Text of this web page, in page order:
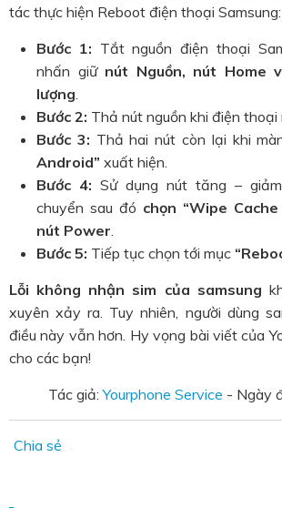
tác thực hiện Reboot điện thoại Samsung:
Bước 1: Tắt nguồn điện thoại
nhấn giữ nút Nguồn, nút Home
lượng
Bước 2: Thả nút nguồn khi điện thoại
Bước 3: Thả hai nút còn lại khi
Android” xuất hiện.
Bước 4: Sử dụng nút tăng –
chuyển sau đó chọn “Wipe
nút Power
Bước 5: Tiếp tục chọn tới mục
Lỗi không nhận sim của samsung
xuyên xảy ra. Tuy nhiên, người dùng
điều này vẫn hơn. Hy vọng bài viết của
cho các bạn!
Tác giả:Yourphone Service - Ngày
Chia sẻ